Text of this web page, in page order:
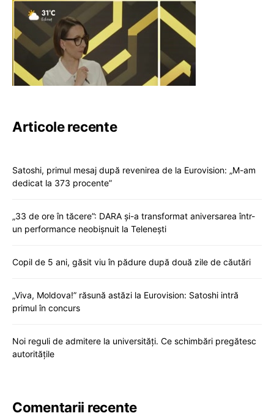
Articole recente
Satoshi, primul mesaj după revenirea de la Eurovision: „M-am
dedicat la 373 procente”
„33 de ore în tăcere”: DARA și-a transformat aniversarea într-
un performance neobișnuit la Telenești
Copil de 5 ani, găsit viu în pădure după două zile de căutări
„Viva, Moldova!” răsună astăzi la Eurovision: Satoshi intră
primul în concurs
Noi reguli de admitere la universități. Ce schimbări pregătesc
autoritățile
Comentarii recente